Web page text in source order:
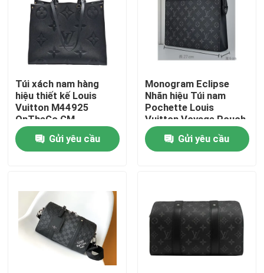
Các sản phẩm
Video
Túi xách nam hàng
hiệu thiết kế Louis
Vuitton M44925
OnTheGo GM
Monogram
Gửi yêu cầu
Monogram Eclipse
Nhãn hiệu Túi nam
Pochette Louis
Vuitton Voyage Pouch
Canvas Trim
Gửi yêu cầu